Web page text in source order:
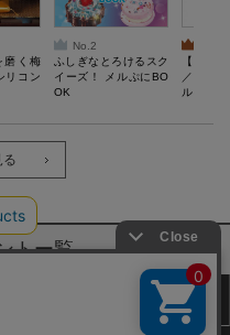
磨く梅
リコン
No.2
ふしぎなとろけるスク
イーズ！ メルぷにBO
OK
【
／Lサ
ル）【
労回復ウ
る
トー覧